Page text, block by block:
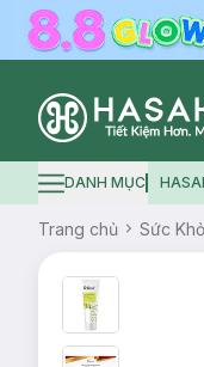
Logo
Hamburger icon
DANH MỤC
Trang chủ Sức